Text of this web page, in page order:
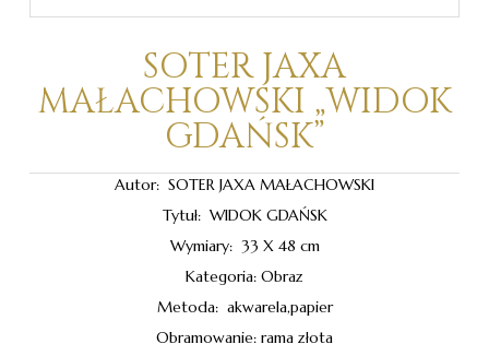
SOTER JAXA
MAŁACHOWSKI „WIDOK
GDAŃSK”
Autor: SOTER JAXA MAŁACHOWSKI
Tytuł: WIDOK GDAŃSK
Wymiary: 33 X 48 cm
Kategoria: Obraz
Metoda: akwarela,papier
Obramowanie: rama złota